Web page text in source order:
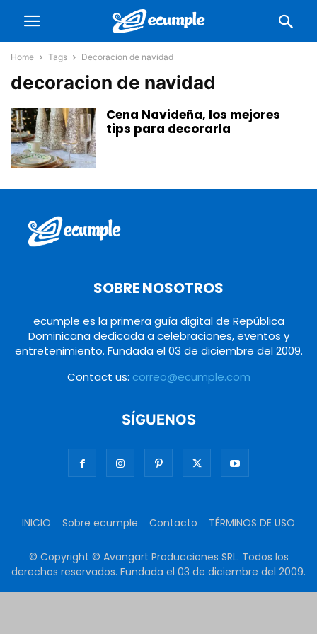
Home Tags Decoracion de navidad
decoracion de navidad
Cena Navideña, los mejores
tips para decorarla
SOBRE NOSOTROS
ecumple es la primera guía digital de República
Dominicana dedicada a celebraciones, eventos y
entretenimiento. Fundada el 03 de diciembre del 2009.
Contact us: correo@ecumple.com
SÍGUENOS
INICIO Sobre ecumple Contacto TÉRMINOS DE USO
© Copyright © Avangart Producciones SRL. Todos los
derechos reservados. Fundada el 03 de diciembre del 2009.